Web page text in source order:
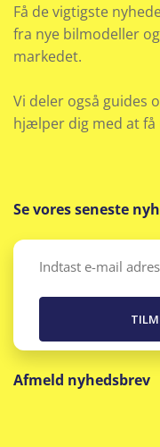
Få de vigtigste
fra nye bilmodeller
markedet.
Vi deler også guides
hjælper dig med at
Se vores seneste
Email
Afmeld nyhedsbrev